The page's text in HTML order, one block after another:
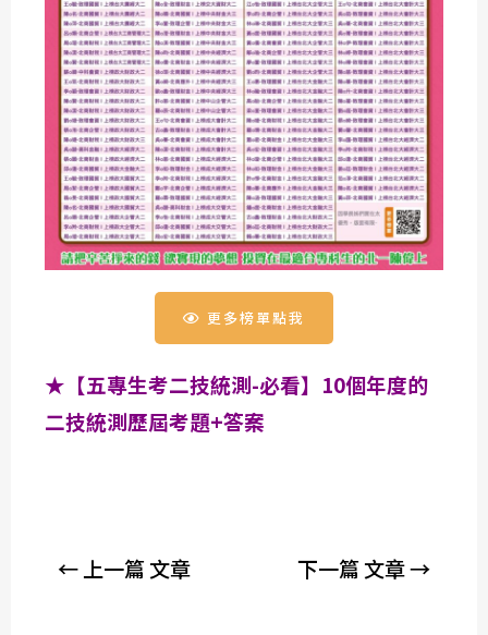
更多榜單點我
★【五專生考二技統測-必看】10個年度的
二技統測歷屆考題+答案
←上一篇 文章 下一篇 文章→